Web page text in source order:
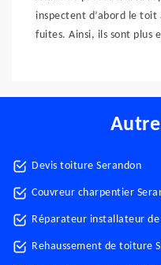
inspectent d’abord le toit
fuites. Ainsi, ils sont plus
Devis toiture Serandon
Couvreur charpentier
Réparateur installateur de
Rehaussement de toiture